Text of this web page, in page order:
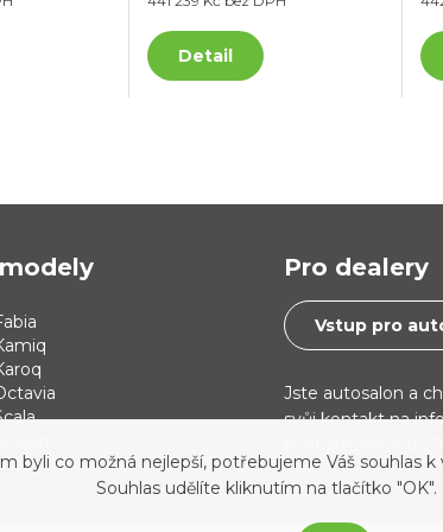
Detail
i30
Pro dealery
Vstup pro
Jste autosalon a
svůj kontakt na
byli co možná nejlepší, potřebujeme Váš souhlas
Souhlas udělíte kliknutím na tlačítko "OK".